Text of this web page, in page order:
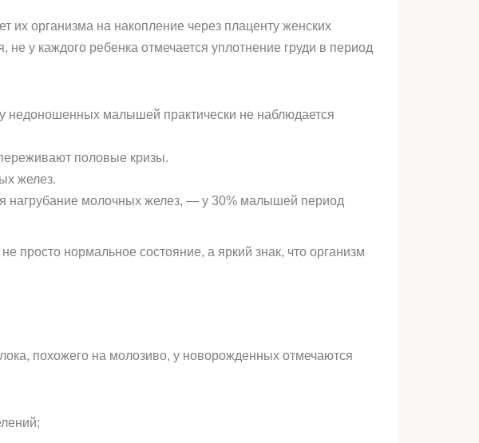
организма на накопление через плаценту женских
у каждого ребенка отмечается уплотнение груди в период
недоношенных малышей практически не наблюдается
половые кризы.
желез.
нагрубание молочных желез, — у 30% малышей период
просто нормальное состояние, а яркий знак, что организм
похожего на молозиво, у новорожденных отмечаются